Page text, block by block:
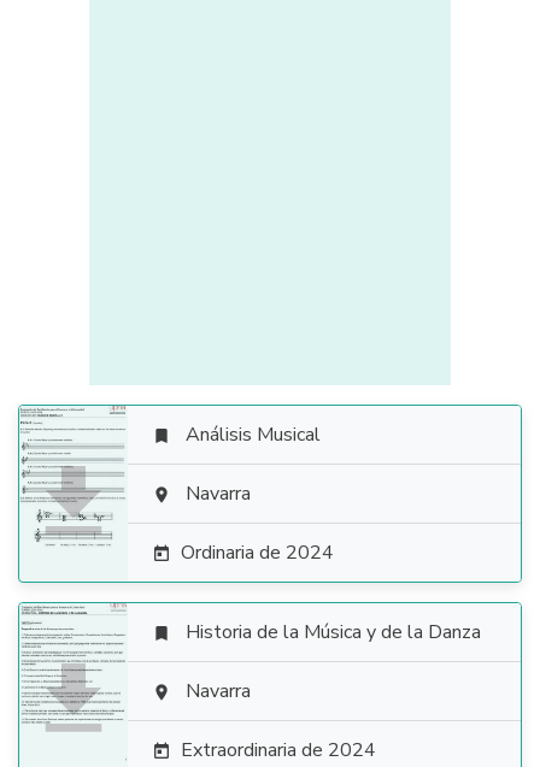

 Análisis Musical
 Navarra
 Ordinaria de 2024

 Historia de la Música y de la Danza
 Navarra
 Extraordinaria de 2024